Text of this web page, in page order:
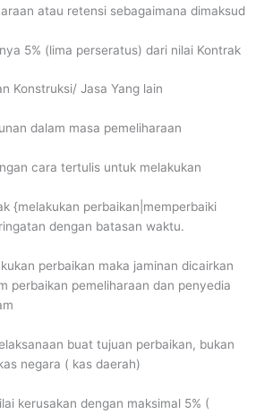
atau retensi sebagaimana dimaksud
5% (lima perseratus) dari nilai Kontrak
Konstruksi/ Jasa Yang lain
dalam masa pemeliharaan
cara tertulis untuk melakukan
{melakukan perbaikan|memperbaiki
dengan batasan waktu.
perbaikan maka jaminan dicairkan
perbaikan pemeliharaan dan penyedia
buat tujuan perbaikan, bukan
negara ( kas daerah)
kerusakan dengan maksimal 5% (